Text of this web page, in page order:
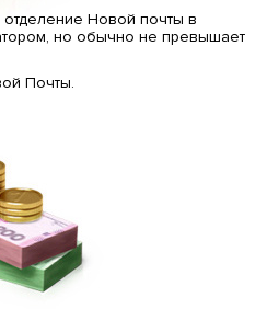
Новой почты в
но обычно не превышает
Почты.